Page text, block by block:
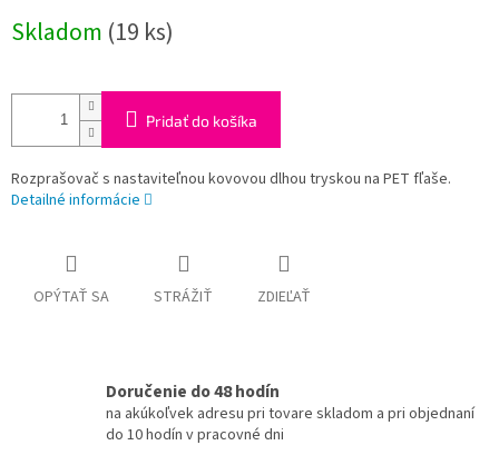
cena:
Skladom (19 ks)
Pridať do košíka
Rozprašovač s nastaviteľnou kovovou dlhou tryskou na PET fľaše.
Detailné informácie
OPÝTAŤ SA STRÁŽIŤ ZDIEĽAŤ
Doručenie do 48 hodín
na akúkoľvek adresu pri tovare skladom a pri objednaní
do 10 hodín v pracovné dni